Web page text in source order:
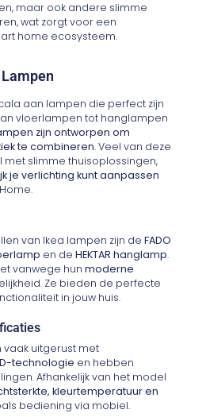
maar ook andere slimme
wat zorgt voor een
home ecosysteem.
aan lampen die perfect zijn
vloerlampen tot hanglampen
zijn ontworpen om
te combineren. Veel van deze
slimme thuisoplossingen,
je verlichting kunt aanpassen
van Ikea lampen zijn deFADO
en deHEKTAR hanglamp.
vanwege hunmoderne
Ze bieden de perfecte
in jouw huis.
vaak uitgerust met
technologie en hebben
Afhankelijk van het model
kleurtemperatuur en
bediening via mobiel.